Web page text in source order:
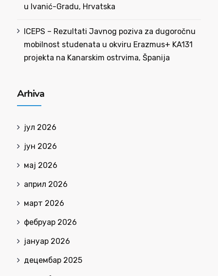
u Ivanić-Gradu, Hrvatska
ICEPS – Rezultati Javnog poziva za dugoročnu
mobilnost studenata u okviru Erazmus+ KA131
projekta na Kanarskim ostrvima, Španija
Arhiva
јул 2026
јун 2026
мај 2026
април 2026
март 2026
фебруар 2026
јануар 2026
децембар 2025